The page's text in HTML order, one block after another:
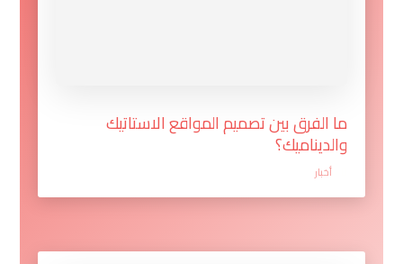
ما الفرق بين تصميم المواقع الاستاتيك
والديناميك؟
أخبار